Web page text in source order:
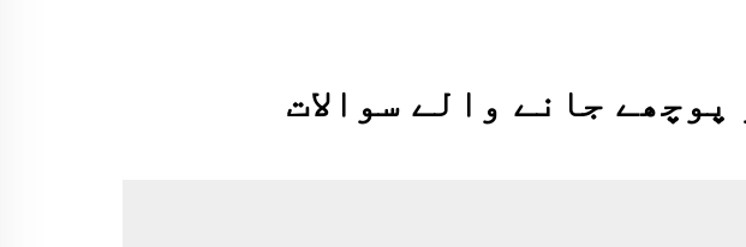
جانے والے سوالات